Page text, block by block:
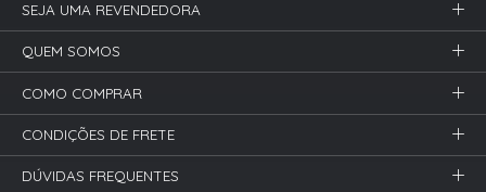
SEJA UMA REVENDEDORA
QUEM SOMOS
COMO COMPRAR
CONDIÇÕES DE FRETE
DÚVIDAS FREQUENTES